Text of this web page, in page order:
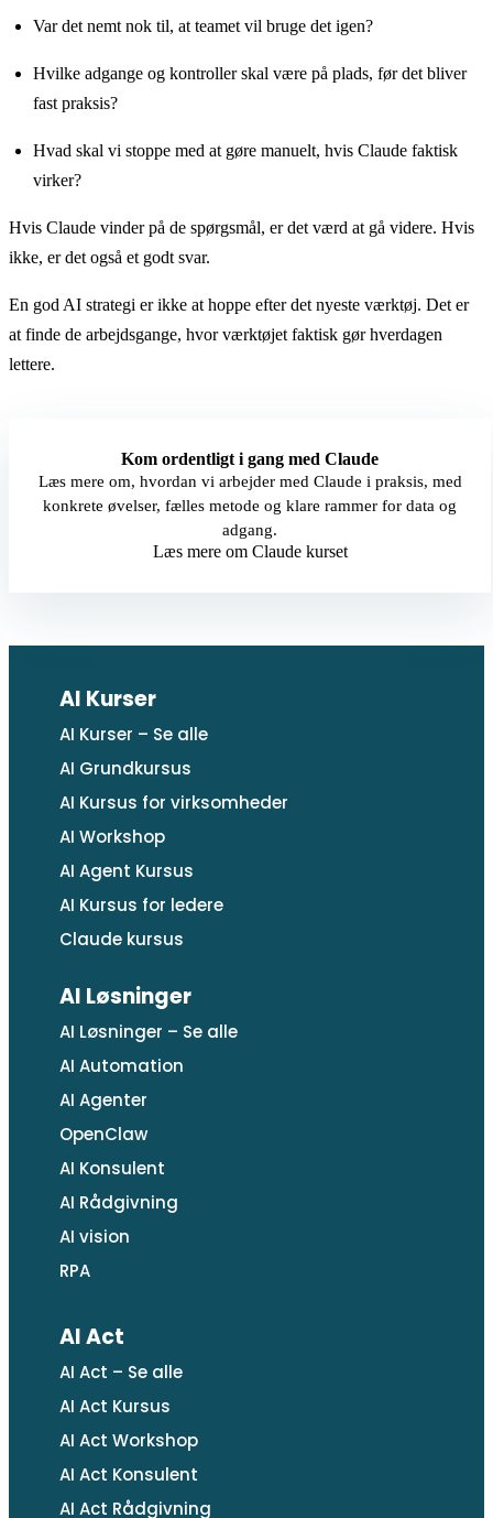
Var det nemt nok til, at teamet vil bruge det igen?
Hvilke adgange og kontroller skal være på plads, før det bliver
fast praksis?
Hvad skal vi stoppe med at gøre manuelt, hvis Claude faktisk
virker?
Hvis Claude vinder på de spørgsmål, er det værd at gå videre. Hvis
ikke, er det også et godt svar.
En god AI strategi er ikke at hoppe efter det nyeste værktøj. Det er
at finde de arbejdsgange, hvor værktøjet faktisk gør hverdagen
lettere.
Kom ordentligt i gang med Claude
Læs mere om, hvordan vi arbejder med Claude i praksis, med
konkrete øvelser, fælles metode og klare rammer for data og
adgang.
Læs mere om Claude kurset
AI Kurser
AI Kurser – Se alle
AI Grundkursus
AI Kursus for virksomheder
AI Workshop
AI Agent Kursus
AI Kursus for ledere
Claude kursus
AI Løsninger
AI Løsninger – Se alle
AI Automation
AI Agenter
OpenClaw
AI Konsulent
AI Rådgivning
AI vision
RPA
AI Act
AI Act – Se alle
AI Act Kursus
AI Act Workshop
AI Act Konsulent
AI Act Rådgivning